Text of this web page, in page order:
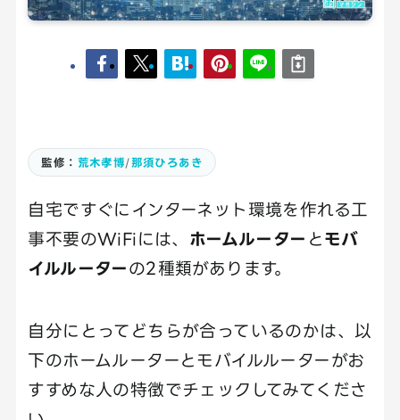
監修： 荒木孝博/那須ひろあき
自宅ですぐにインターネット環境を作れる工
事不要のWiFiには、
ホームルーター とモバ
イルルーターの2種類があります。
自分にとってどちらが合っているのかは、以
下のホームルーターとモバイルルーターがお
すすめな人の特徴でチェックしてみてくださ